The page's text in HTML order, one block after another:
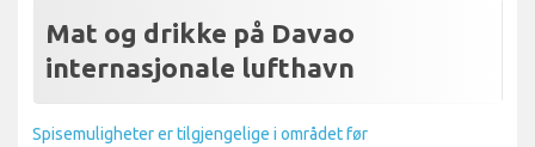
Mat og drikke på Davao
internasjonale lufthavn
Spisemuligheter er tilgjengelige i området før